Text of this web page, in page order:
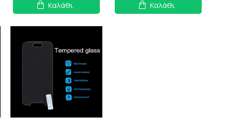
Καλάθι Καλάθι